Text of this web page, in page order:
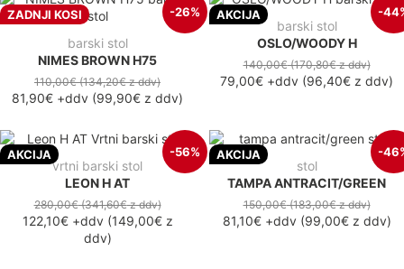
ZADNJI KOSI -26%
barski stol
NIMES BROWN H75
110,00€(134,20€z ddv)
81,90€ +ddv (99,90€ z ddv)
AKCIJA -
barski stol
OSLO/WOODY H
140,00€(170,80€z ddv)
79,00€ +ddv (96,40€ z ddv)
AKCIJA -56%
vrtni barski stol
LEON H AT
280,00€(341,60€z ddv)
122,10€+ddv(149,00€z
ddv)
AKCIJA -
stol
TAMPA ANTRACIT/GREEN
150,00€(183,00€z ddv)
81,10€+ddv(99,00€z ddv)